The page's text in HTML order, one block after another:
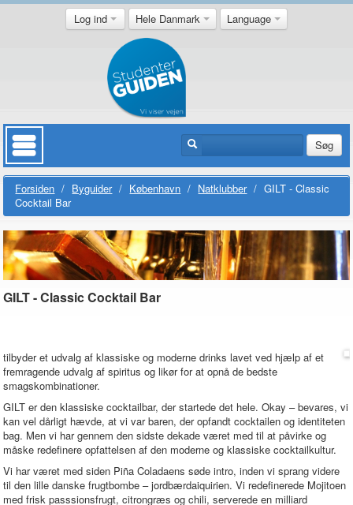
Log ind Hele Danmark Language
Søg
Forsiden / Byguider / København / Natklubber / GILT - Classic
Cocktail Bar
GILT - Classic Cocktail Bar
tilbyder et udvalg af klassiske og moderne drinks lavet ved hjælp af et
fremragende udvalg af spiritus og likør for at opnå de bedste
smagskombinationer.
GILT er den klassiske cocktailbar, der startede det hele. Okay – bevares, vi
kan vel dårligt hævde, at vi var baren, der opfandt cocktailen og identiteten
bag. Men vi har gennem den sidste dekade været med til at påvirke og
måske redefinere opfattelsen af den moderne og klassiske cocktailkultur.
Vi har været med siden Piña Coladaens søde intro, inden vi sprang videre
til den lille danske frugtbombe – jordbærdaiquirien. Vi redefinerede Mojitoen
med frisk passsionsfrugt, citrongræs og chili, serverede en milliard